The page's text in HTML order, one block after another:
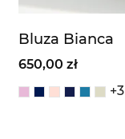
Bluza Bianca
650,00 zł
+3